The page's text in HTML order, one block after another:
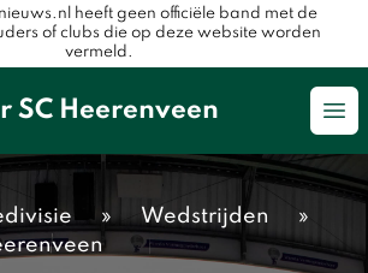
heeft geen officiële band met de
of clubs die op deze website worden
vermeld.
SC Heerenveen
» Wedstrijden
»